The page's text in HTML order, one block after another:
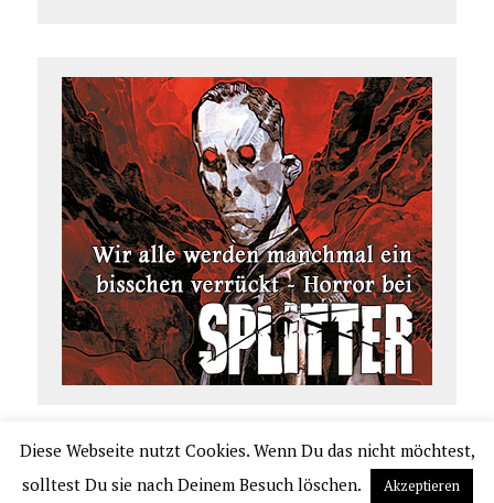
COPYRIGHT 2026 | COMIC.DE
Diese Webseite nutzt Cookies. Wenn Du das nicht möchtest,
solltest Du sie nach Deinem Besuch löschen.
Akzeptieren